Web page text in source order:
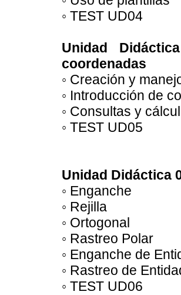
◦ TEST UD04
Unidad
coordenadas
◦ Creación y
◦ Introducción de
◦ Consultas y
◦ TEST UD05
Unidad Didáctica
◦ Enganche
◦ Rejilla
◦ Ortogonal
◦ Rastreo Polar
◦ Enganche de
◦ Rastreo de
◦ TEST UD06